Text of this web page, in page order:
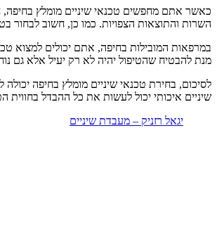
כאשר אתם מחפשים טכנאי שיניים מומלץ בחיפה,
השרות והתוצאות הצפויות. כמו כן, חשוב לבחור
במרפאות המובילות בחיפה, אתם יכולים למצוא
מנת להבטיח שהטיפול יהיה לא רק יעיל אלא גם
לסיכום, בחירת טכנאי שיניים מומלץ בחיפה
שיניים איכותי יכול לעשות את כל ההבדל
יגאל רזניק – מעבדת שיניים